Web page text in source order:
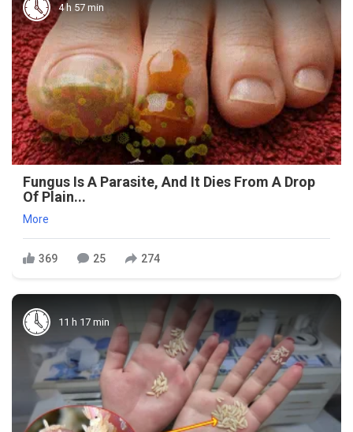
4 h 57 min
Fungus Is A Parasite, And It Dies From A Drop
Of Plain...
More
369 25 274
11 h 17 min